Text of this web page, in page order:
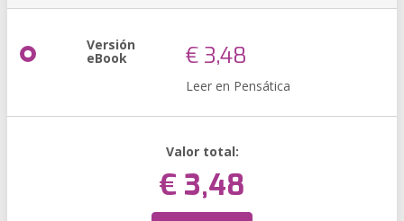
Versión
eBook € 3,48
Leer en Pensática
Valor total:
€ 3,48